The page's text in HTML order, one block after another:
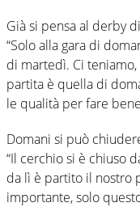
Già si pensa al derby di
“Solo alla gara di
di martedì. Ci
partita è quella di
le qualità per fare
Domani si può
“Il cerchio si è chiuso
da lì è partito il nostro
importante, solo